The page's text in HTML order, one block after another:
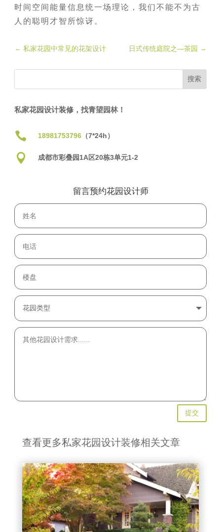
时间空间能量信息统一场理论，我们不能不为古
人的聪明才智所惊讶。
←私家花园中常见的花架设计 日式传统庭院之—茶园 →
私家花园设计装修，找青望园林！
 18981753796（7*24h）
 成都市彩叠园1A区20栋3单元1-2
留言预约花园设计师
提交
查看更多私家花园设计装修相关文章